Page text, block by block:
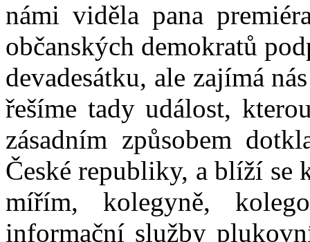
námi viděla pana
občanských demokratů
devadesátku, ale zajímá
řešíme tady událost,
zásadním způsobem
České republiky, a blíží se
mířím, kolegyně,
informační služby